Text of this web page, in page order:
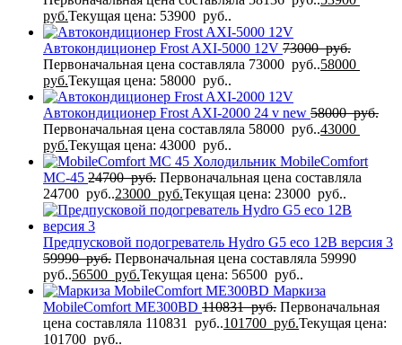
руб.Текущая цена: 53900 руб..
Автокондиционер Frost AXI-5000 12V 73000руб.
Первоначальная цена составляла 73000 руб..58000
руб.Текущая цена: 58000 руб..
Автокондиционер Frost AXI-2000 24 v new 58000руб.
Первоначальная цена составляла 58000 руб..43000
руб.Текущая цена: 43000 руб..
Холодильник MobileComfort
MC-45 24700руб. Первоначальная цена составляла
24700 руб..23000 руб.Текущая цена: 23000 руб..
Предпусковой подогреватель Hydro G5 eco 12В версия 3
59990руб. Первоначальная цена составляла 59990
руб..56500 руб.Текущая цена: 56500 руб..
Маркиза
MobileComfort MЕ300BD 110831руб. Первоначальная
цена составляла 110831 руб..101700 руб.Текущая цена:
101700 руб..